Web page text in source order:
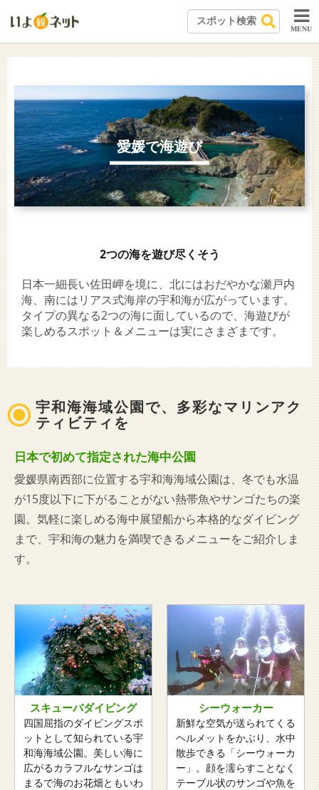
MENU
愛媛で海遊び
2つの海を遊び尽くそう
日本一細長い佐田岬を境に、北にはおだやかな瀬戸内
海、南にはリアス式海岸の宇和海が広がっています。
タイプの異なる2つの海に面しているので、海遊びが
楽しめるスポット＆メニューは実にさまざまです。
宇和海海域公園で、多彩なマリンアク
ティビティを
日本で初めて指定された海中公園
愛媛県南西部に位置する宇和海海域公園は、冬でも水温
が15度以下に下がることがない熱帯魚やサンゴたちの楽
園。気軽に楽しめる海中展望船から本格的なダイビング
まで、宇和海の魅力を満喫できるメニューをご紹介しま
す。
スキューバダイビング
四国屈指のダイビングスポ
ットとして知られている宇
和海海域公園。美しい海に
広がるカラフルなサンゴは
まるで海のお花畑ともいわ
シーウォーカー
新鮮な空気が送られてくる
ヘルメットをかぶり、水中
散歩できる「シーウォーカ
ー」。顔を濡らすことなく
テーブル状のサンゴや魚を